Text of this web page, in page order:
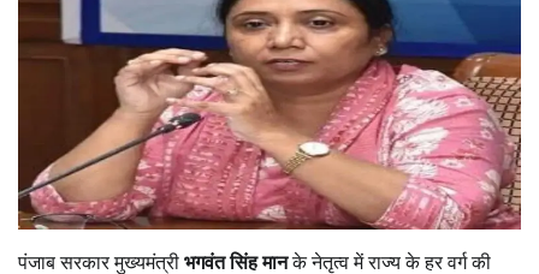
पंजाब सरकार मुख्यमंत्री भगवंत सिंह मानके नेतृत्व में राज्य के हर वर्ग की